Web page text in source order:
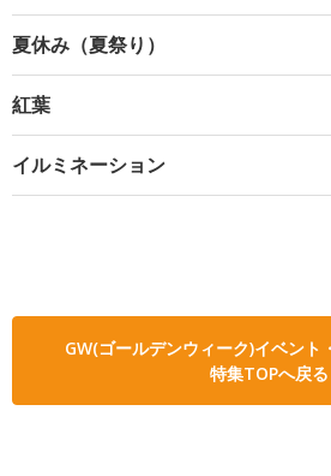
夏休み（夏祭り）
紅葉
イルミネーション
GW(ゴールデンウィーク)イベント
特集TOPへ戻る